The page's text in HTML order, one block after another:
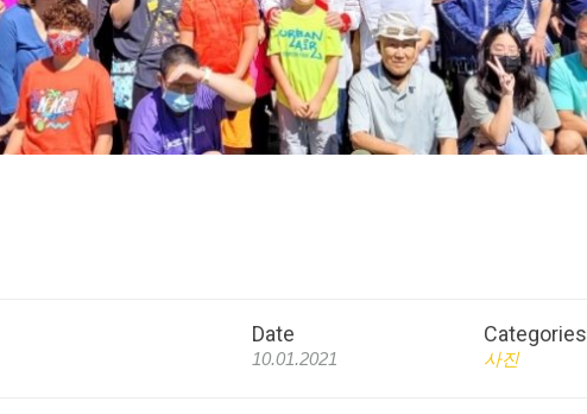
Date
10.01.2021
Categories
사진